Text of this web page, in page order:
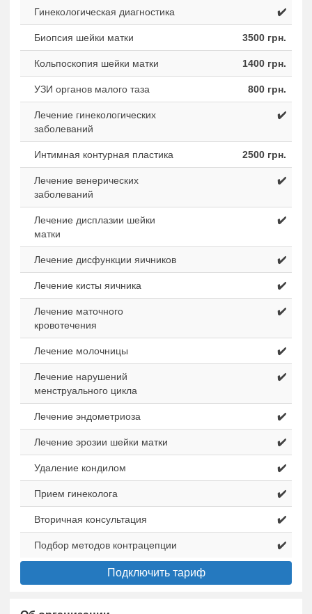
Гинекологическая диагностика ✔️
Биопсия шейки матки 3500 грн.
Кольпоскопия шейки матки 1400 грн.
УЗИ органов малого таза 800 грн.
Лечение гинекологических
заболеваний
✔️
Интимная контурная пластика 2500 грн.
Лечение венерических
заболеваний
✔️
Лечение дисплазии шейки
матки
✔️
Лечение дисфункции яичников ✔️
Лечение кисты яичника ✔️
Лечение маточного
кровотечения
✔️
Лечение молочницы ✔️
Лечение нарушений
менструального цикла
✔️
Лечение эндометриоза ✔️
Лечение эрозии шейки матки ✔️
Удаление кондилом ✔️
Прием гинеколога ✔️
Вторичная консультация ✔️
Подбор методов контрацепции ✔️
Подключить тариф